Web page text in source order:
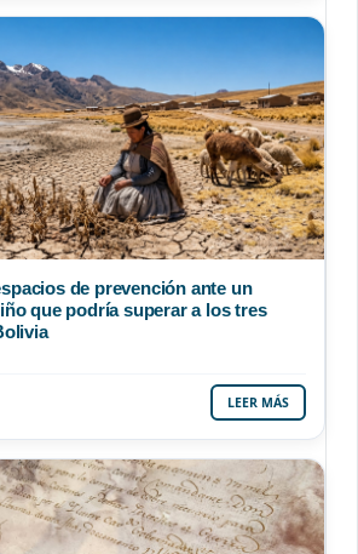
de prevención ante un
que podría superar a los tres
LEER MÁS